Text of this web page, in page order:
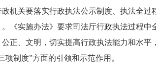
机关要落实行政执法公示制度、执法全
。《实施办法》要求司法厅行政执法过程
正、文明，切实提高行政执法能力和水
项制度”方面的引领和示范作用。